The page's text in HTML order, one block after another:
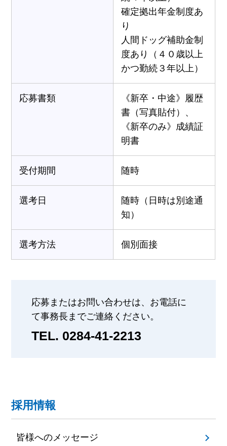
確定拠出年金制度あ
り
人間ドッグ補助金制
度あり（４０歳以上
かつ勤続３年以上）
応募書類
《新卒・中途》履歴
書（写真貼付）、
《新卒のみ》成績証
明書
受付期間 随時
選考日
随時（日時は別途通
知）
選考方法 個別面接
応募またはお問い合わせは、お電話に
て事務長までご連絡ください。
TEL. 0284-41-2213
採用情報
皆様へのメッセージ